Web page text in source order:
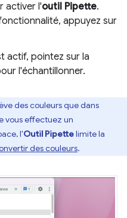
activer l'outil Pipette.
appuyez sur
actif, pointez sur la
l'échantillonner.
des couleurs que dans
vous effectuez un
l'Outil Pipettelimite la
des couleurs.